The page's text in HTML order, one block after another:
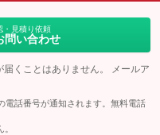
・見積り依頼
問い合わせ
くことはありません。 メールア
話番号が通知されます。無料電話